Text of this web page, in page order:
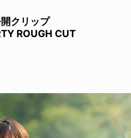
クリップ
ROUGH CUT